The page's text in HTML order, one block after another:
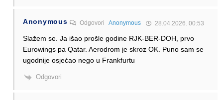
Anonymous OdgovoriAnonymous 28.04.2026. 00:53
Slažem se. Ja išao prošle godine RJK-BER-DOH, prvo
Eurowings pa Qatar. Aerodrom je skroz OK. Puno sam se
ugodnije osjećao nego u Frankfurtu
Odgovori